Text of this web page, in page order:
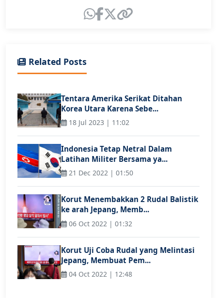
Related Posts
Tentara Amerika Serikat Ditahan
Korea Utara Karena Sebe...
18 Jul 2023 | 11:02
Indonesia Tetap Netral Dalam
Latihan Militer Bersama ya...
21 Dec 2022 | 01:50
Korut Menembakkan 2 Rudal Balistik
ke arah Jepang, Memb...
06 Oct 2022 | 01:32
Korut Uji Coba Rudal yang Melintasi
Jepang, Membuat Pem...
04 Oct 2022 | 12:48